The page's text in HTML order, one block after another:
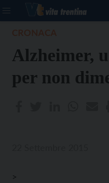
Alzheimer,
per non
>